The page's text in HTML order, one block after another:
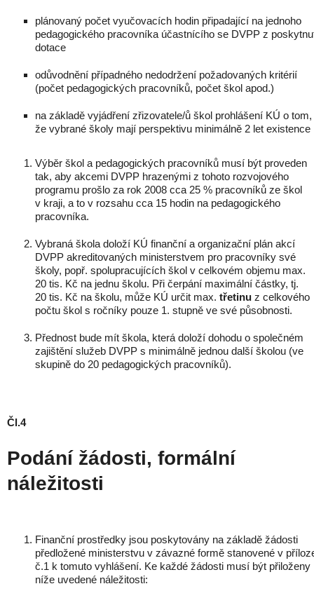
plánovaný počet vyučovacích hodin připadající na jednoho
pedagogického pracovníka účastnícího se DVPP z
dotace
odůvodnění případného nedodržení požadovaných kritérií
(počet pedagogických pracovníků, počet škol apod.)
na základě vyjádření zřizovatele/ů škol prohlášení KÚ o tom,
že vybrané školy mají perspektivu minimálně 2 let existence
Výběr škol a pedagogických pracovníků musí být proveden
tak, aby akcemi DVPP hrazenými z tohoto rozvojového
programu prošlo za rok 2008 cca 25 % pracovníků ze škol
v kraji, a to v rozsahu cca 15 hodin na pedagogického
pracovníka.
Vybraná škola doloží KÚ finanční a organizační plán akcí
DVPP akreditovaných ministerstvem pro pracovníky své
školy, popř. spolupracujících škol v celkovém objemu max.
20 tis. Kč na jednu školu. Při čerpání maximální částky, tj.
20 tis. Kč na školu, může KÚ určit max. třetinu z celkového
počtu škol s ročníky pouze 1. stupně ve své působnosti.
Přednost bude mít škola, která doloží dohodu o společném
zajištění služeb DVPP s minimálně jednou další školou (ve
skupině do 20 pedagogických pracovníků).
Čl.4
Podání žádosti, formální
náležitosti
Finanční prostředky jsou poskytovány na základě žádosti
předložené ministerstvu v závazné formě stanovené v
č.1 k tomuto vyhlášení. Ke každé žádosti musí být přiloženy
níže uvedené náležitosti: